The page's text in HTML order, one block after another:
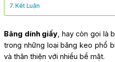
Kết Luận
Băng dính giấy, hay còn gọi là
trong những loại băng keo phổ
và thân thiện với nhiều bề mặt.